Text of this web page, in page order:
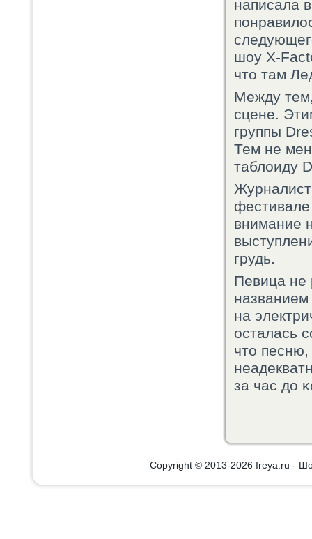
написала
шоу X-
что там
Между
сцене.
группы
Тем не
таблоиду
внимание
грудь.
Певица не
на
осталась
что
за час до
Copyright © 2013-2026 Ireya.ru -